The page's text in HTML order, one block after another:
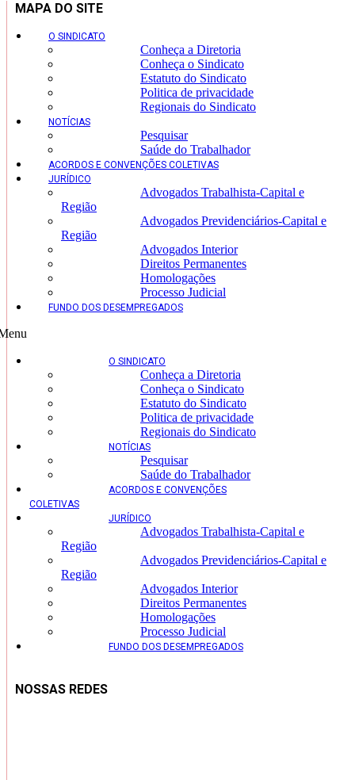
MAPA DO SITE
O SINDICATO
Conheça a Diretoria
Conheça o Sindicato
Estatuto do Sindicato
Politica de privacidade
Regionais do Sindicato
NOTÍCIAS
Pesquisar
Saúde do Trabalhador
ACORDOS E CONVENÇÕES COLETIVAS
JURÍDICO
Advogados Trabalhista-Capital e
Região
Advogados Previdenciários-Capital e
Região
Advogados Interior
Direitos Permanentes
Homologações
Processo Judicial
FUNDO DOS DESEMPREGADOS
O SINDICATO
Conheça a Diretoria
Conheça o Sindicato
Estatuto do Sindicato
Politica de privacidade
Regionais do Sindicato
NOTÍCIAS
Pesquisar
Saúde do Trabalhador
ACORDOS E CONVENÇÕES
COLETIVAS
JURÍDICO
Advogados Trabalhista-Capital e
Região
Advogados Previdenciários-Capital e
Região
Advogados Interior
Direitos Permanentes
Homologações
Processo Judicial
FUNDO DOS DESEMPREGADOS
NOSSAS REDES